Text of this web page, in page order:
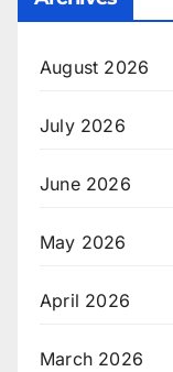
August 2026
July 2026
June 2026
May 2026
April 2026
March 2026